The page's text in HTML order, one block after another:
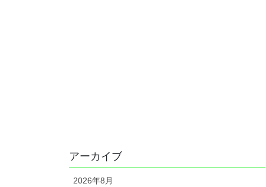
アーカイブ
2026年8月